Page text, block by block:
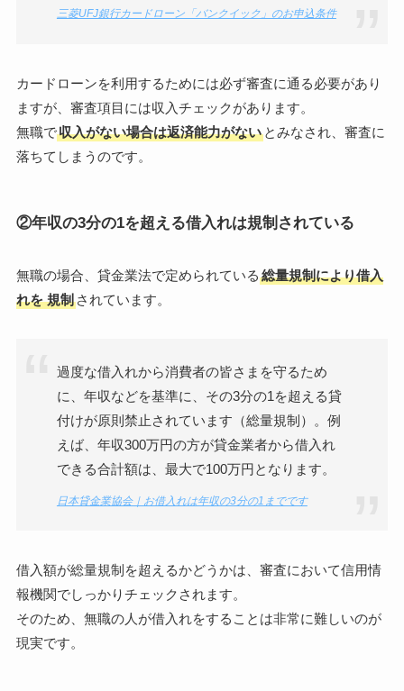
三菱UFJ銀行カードローン「バンクイック」のお申込条件
カードローンを利用するためには必ず審査に通る必要があり
ますが、審査項目には収入チェックがあります。
無職で収入がない場合は返済能力がないとみなされ、審査に
落ちてしまうのです。
②年収の3分の1を超える借入れは規制されている
無職の場合、貸金業法で定められている 総量規制により借入
れを 規制されています。
過度な借入れから消費者の皆さまを守るため
に、年収などを基準に、その3分の1を超える貸
付けが原則禁止されています（総量規制）。例
えば、年収300万円の方が貸金業者から借入れ
できる合計額は、最大で100万円となります。
日本貸金業協会｜お借入れは年収の3分の1までです
借入額が総量規制を超えるかどうかは、審査において信用情
報機関でしっかりチェックされます。
そのため、無職の人が借入れをすることは非常に難しいのが
現実です。